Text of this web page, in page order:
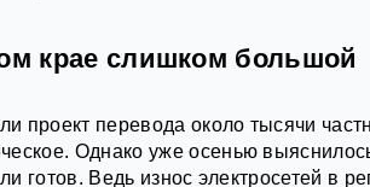
крае слишком большой
проект перевода около тысячи
Однако уже осенью
готов. Ведь износ электросетей в